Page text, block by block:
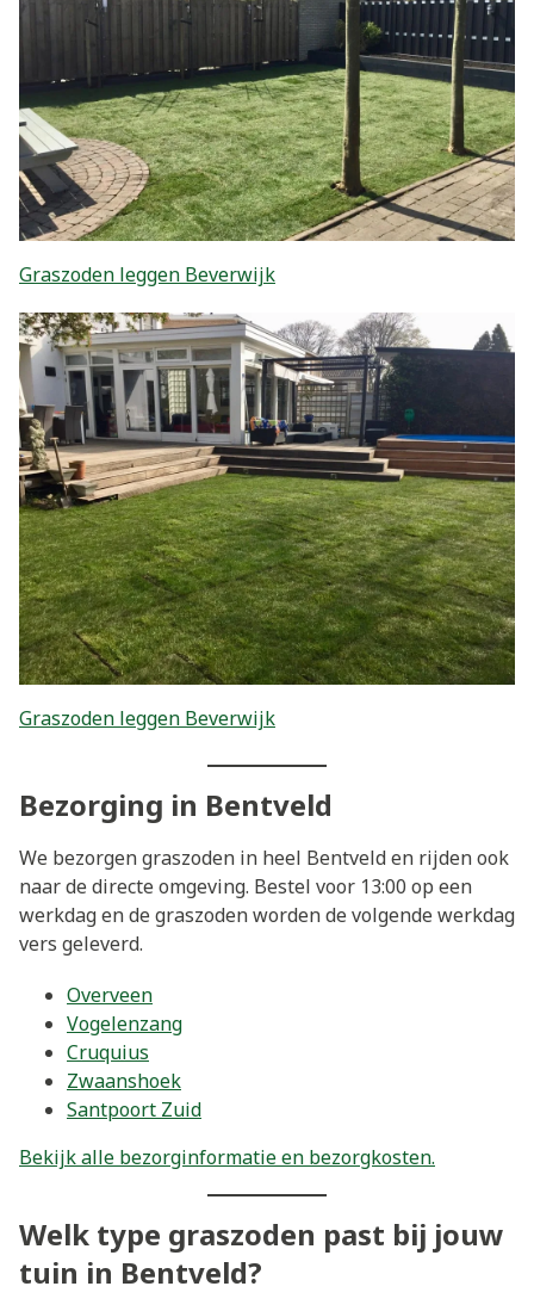
Graszoden leggen Beverwijk
Graszoden leggen Beverwijk
Bezorging in Bentveld
We bezorgen graszoden in heel Bentveld en rijden ook
naar de directe omgeving. Bestel voor 13:00 op een
werkdag en de graszoden worden de volgende werkdag
vers geleverd.
Overveen
Vogelenzang
Cruquius
Zwaanshoek
Santpoort Zuid
Bekijk alle bezorginformatie en bezorgkosten.
Welk type graszoden past bij jouw
tuin in Bentveld?